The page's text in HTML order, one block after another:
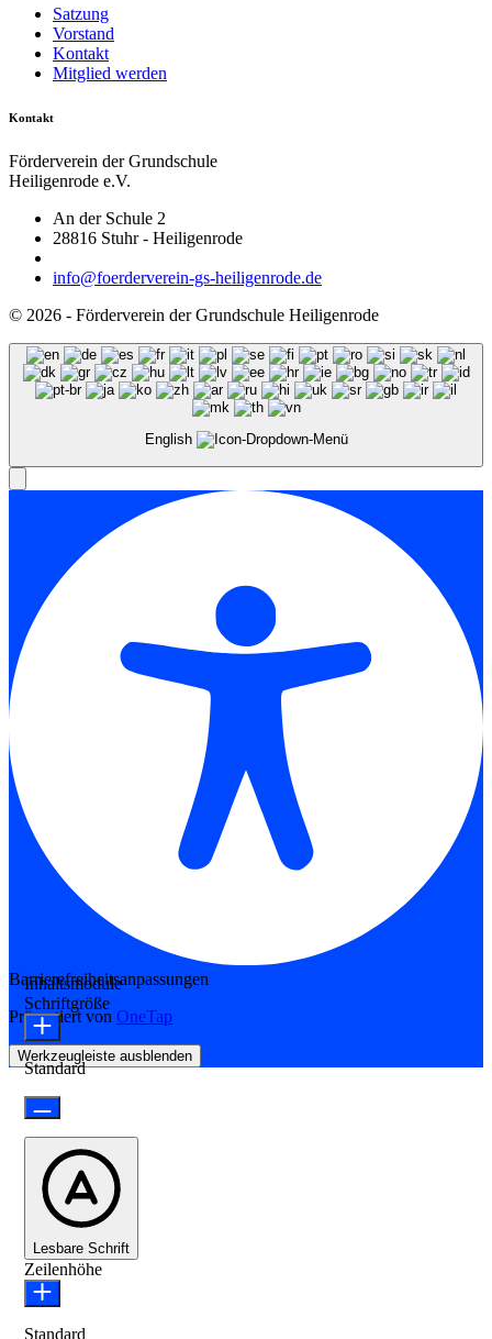
Satzung
Vorstand
Kontakt
Mitglied werden
Kontakt
Förderverein der Grundschule
Heiligenrode e.V.
An der Schule 2
28816 Stuhr - Heiligenrode
info@foerderverein-gs-heiligenrode.de
© 2026 - Förderverein der Grundschule Heiligenrode
English
Barrierefreiheitsanpassungen
Präsentiert von OneTap
Werkzeugleiste ausblenden
Inhaltsmodule
Schriftgröße
Standard
Lesbare Schrift
Zeilenhöhe
Standard